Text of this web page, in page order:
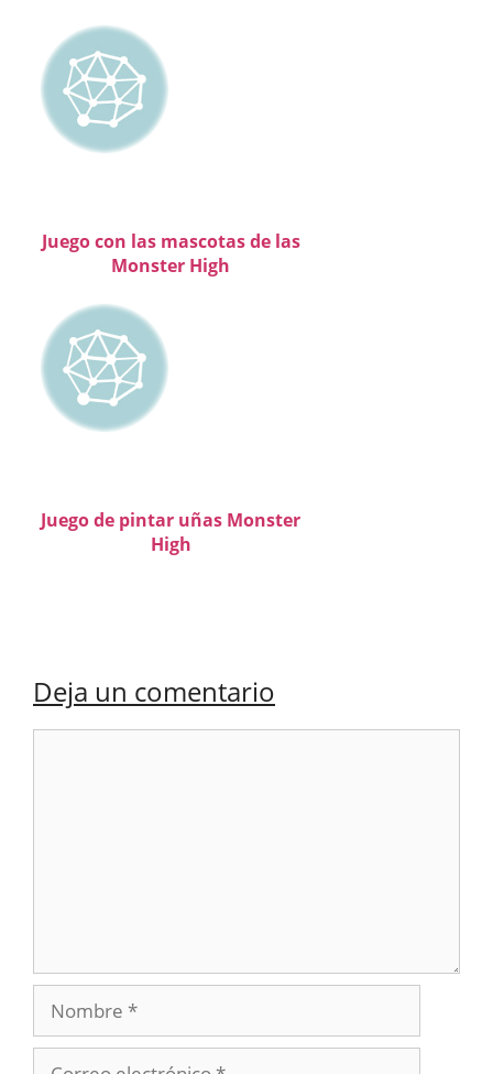
Juego con las mascotas de las
Monster High
Juego de pintar uñas Monster
High
Deja un comentario